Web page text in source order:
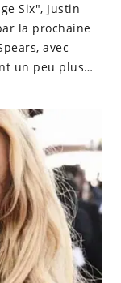
Six", Justin
la prochaine
avec
un peu plus